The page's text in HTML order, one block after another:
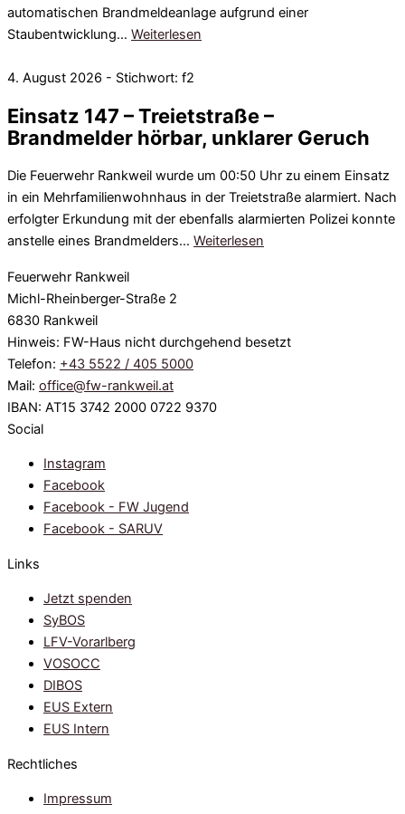
automatischen Brandmeldeanlage aufgrund einer
Staubentwicklung… Weiterlesen
4. August 2026 - Stichwort: f2
Einsatz 147 – Treietstraße –
Brandmelder hörbar, unklarer Geruch
Die Feuerwehr Rankweil wurde um 00:50 Uhr zu einem Einsatz
in ein Mehrfamilienwohnhaus in der Treietstraße alarmiert. Nach
erfolgter Erkundung mit der ebenfalls alarmierten Polizei konnte
anstelle eines Brandmelders… Weiterlesen
Feuerwehr Rankweil
Michl-Rheinberger-Straße 2
6830 Rankweil
Hinweis: FW-Haus nicht durchgehend besetzt
Telefon: +43 5522 / 405 5000
Mail: office@fw-rankweil.at
IBAN: AT15 3742 2000 0722 9370
Social
Instagram
Facebook
Facebook - FW Jugend
Facebook - SARUV
Links
Jetzt spenden
SyBOS
LFV-Vorarlberg
VOSOCC
DIBOS
EUS Extern
EUS Intern
Rechtliches
Impressum